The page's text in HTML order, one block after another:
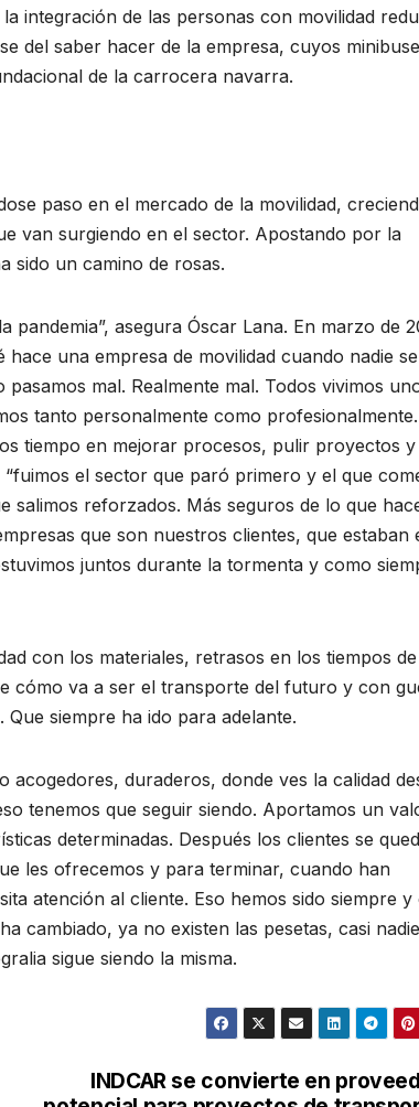
integración de las personas con movilidad
del saber hacer de la empresa, cuyos
de la carrocera navarra.
paso en el mercado de la movilidad,
van surgiendo en el sector. Apostando por la
sido un camino de rosas.
pandemia”, asegura Óscar Lana. En marzo de
una empresa de movilidad cuando nadie se
mal. Realmente mal. Todos vivimos
tanto personalmente como
tiempo en mejorar procesos, pulir proyectos y
el sector que paró primero y el que
salimos reforzados. Más seguros de lo que
que son nuestros clientes, que estaban
juntos durante la tormenta y como
con los materiales, retrasos en los tiempos de
cómo va a ser el transporte del futuro y con
siempre ha ido para adelante.
duraderos, donde ves la calidad
tenemos que seguir siendo. Aportamos un
determinadas. Después los clientes se
les ofrecemos y para terminar, cuando han
atención al cliente. Eso hemos sido siempre y
cambiado, ya no existen las pesetas, casi nadie
sigue siendo la misma.
INDCAR se convierte en